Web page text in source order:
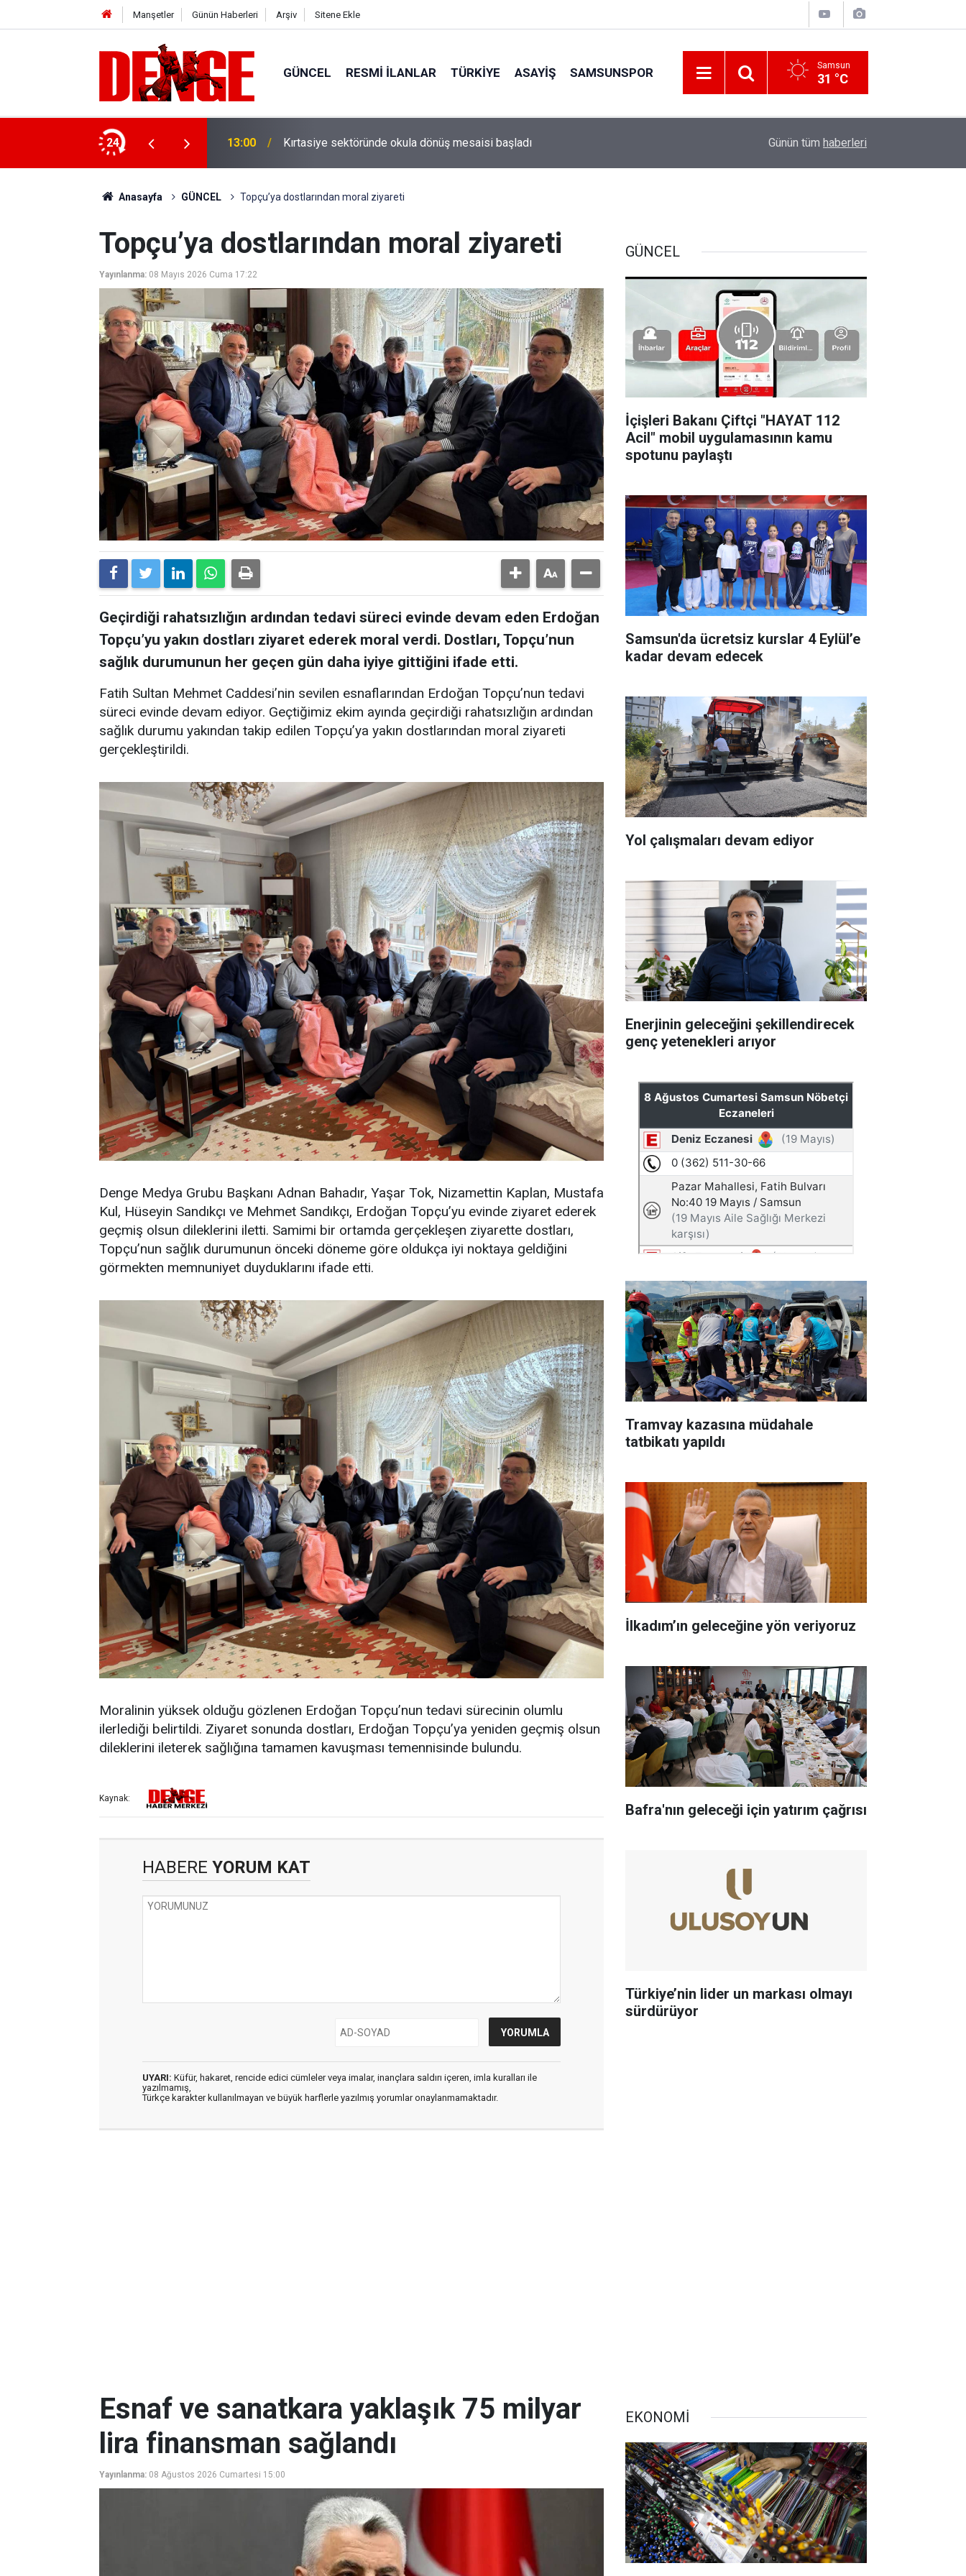
Manşetler Günün Haberleri Arşiv Sitene Ekle
GÜNCEL RESMI İLANLAR TÜRKİYE ASAYİŞ SAMSUNSPOR Samsun
31 °C
24
lira finansman sağlandı 13:00 Kırtasiye sektöründe okula dönüş mesaisi başladı Günün tüm haberleri
Anasayfa GÜNCEL Topçu’ya dostlarından moral ziyareti
Topçu’ya dostlarından moral ziyareti
Yayınlanma: 08 Mayıs 2026 Cuma 17:22
Geçirdiği rahatsızlığın ardından tedavi süreci evinde devam eden Erdoğan
Topçu’yu yakın dostları ziyaret ederek moral verdi. Dostları, Topçu’nun
sağlık durumunun her geçen gün daha iyiye gittiğini ifade etti.
Fatih Sultan Mehmet Caddesi’nin sevilen esnaflarından Erdoğan Topçu’nun tedavi
süreci evinde devam ediyor. Geçtiğimiz ekim ayında geçirdiği rahatsızlığın ardından
sağlık durumu yakından takip edilen Topçu’ya yakın dostlarından moral ziyareti
gerçekleştirildi.
Denge Medya Grubu Başkanı Adnan Bahadır, Yaşar Tok, Nizamettin Kaplan, Mustafa
Kul, Hüseyin Sandıkçı ve Mehmet Sandıkçı, Erdoğan Topçu’yu evinde ziyaret ederek
geçmiş olsun dileklerini iletti. Samimi bir ortamda gerçekleşen ziyarette dostları,
Topçu’nun sağlık durumunun önceki döneme göre oldukça iyi noktaya geldiğini
görmekten memnuniyet duyduklarını ifade etti.
Moralinin yüksek olduğu gözlenen Erdoğan Topçu’nun tedavi sürecinin olumlu
ilerlediği belirtildi. Ziyaret sonunda dostları, Erdoğan Topçu’ya yeniden geçmiş olsun
dileklerini ileterek sağlığına tamamen kavuşması temennisinde bulundu.
Kaynak:
HABERE YORUM KAT
UYARI: Küfür, hakaret, rencide edici cümleler veya imalar, inançlara saldırı içeren, imla kuralları ile
yazılmamış,
Türkçe karakter kullanılmayan ve büyük harflerle yazılmış yorumlar onaylanmamaktadır.
GÜNCEL
İçişleri Bakanı Çiftçi "HAYAT 112
Acil" mobil uygulamasının kamu
spotunu paylaştı
Samsun'da ücretsiz kurslar 4 Eylül’e
kadar devam edecek
Yol çalışmaları devam ediyor
Enerjinin geleceğini şekillendirecek
genç yetenekleri arıyor
Tramvay kazasına müdahale
tatbikatı yapıldı
İlkadım’ın geleceğine yön veriyoruz
Bafra'nın geleceği için yatırım çağrısı
Türkiye’nin lider un markası olmayı
sürdürüyor
Esnaf ve sanatkara yaklaşık 75 milyar
lira finansman sağlandı
Yayınlanma: 08 Ağustos 2026 Cumartesi 15:00
EKONOMİ